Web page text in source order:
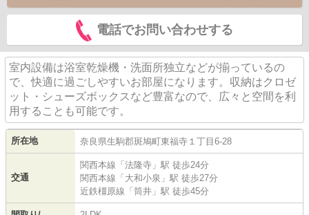
電話でお問い合わせする
室内設備は浴室乾燥機・洗面所独立などが揃っているの
で、快適に過ごしやすいお部屋になります。収納はクロゼ
ット・シューズボックスなど豊富なので、広々と空間を利
用することも可能です。
所在地 奈良県生駒郡斑鳩町東福寺 １丁目6-28
交通
関西本線 「 法隆寺 」駅 徒歩24分
関西本線 「 大和小泉 」駅 徒歩27分
近鉄橿原線 「 筒井 」駅 徒歩45分